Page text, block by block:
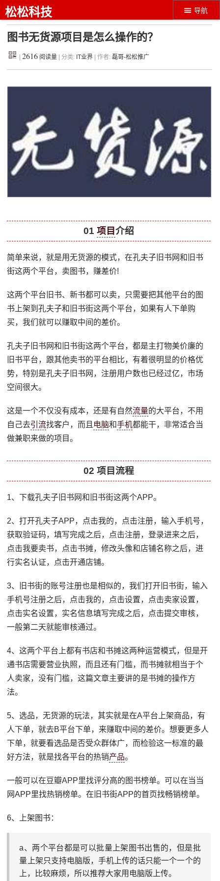
导航
松松科技
图书无货源项目是怎么操作的？
|2616 阅读量 | 分类: IT业界 | 作者:磊哥-松松推广
01项目介绍
简单来说，就是用无货源的模式，在孔夫子旧书网和旧书
街这两个平台，卖图书，赚差价!
这两个平台旧书、新书都可以卖，只需要把其他平台的图
书上架到孔夫子和旧书街这两个平台，如果有人下单购
买，我们就可以赚取中间的差价。
孔夫子旧书网和旧书街这两个平台，都是主打物美价廉的
旧书平台，跟其他卖书的平台相比，有着很明显的价格优
势，特别是孔夫子旧书网，注册用户数也已经过亿，市场
空间很大。
这是一个不仅没有成本，还是有自然流量的大平台，不用
自己去引流找客户，而且 电脑和手机都能干，非常适合当
做兼职来做的项目。
02 项目流程
1、下载孔夫子旧书网和旧书街这两个APP。
2、打开孔夫子APP，点击我的，点击注册，输入手机号，
获取验证码，填写完成之后，点击注册，登录进来之后，
点击我要卖书，点击书摊，修改头像和店铺名称之后，进
行实名认证，点击开通店铺。
3、旧书街的账号注册也是相似的，我们打开旧书街，输入
手机号注册之后，点击我的，点击设置，点击卖家设置，
点击实名设置，实名信息填写完成之后，点击提交审核，
一般第二天就能审核通过。
4、这两个平台上都有书店和书摊这两种运营模式，但是开
通书店需要营业执照，而且还有门槛，而书摊就相当于个
人卖家，没有门槛，这篇文章主要讲的是书摊的操作方
法。
5、选品，无货源的玩法，其实就是在A平台上架商品，有
人下单，就去B平台下单，来赚取中间的差价。想要更多人
下单，就要看选品是否受众群体广，而检验这一标准的最
好方法，就是找各平台的热销产品。
一般可以在豆瓣APP里找评分高的图书榜单。可以在当当
网APP里找热销榜单。在旧书街APP的首页找畅销榜单。
6、上架图书：
a、两个平台都是可以批量上架图书出售的，但是批
量上架只支持电脑版，手机上传的话只能一个一个的
上，比较麻烦，所以推荐大家用电脑版上传。